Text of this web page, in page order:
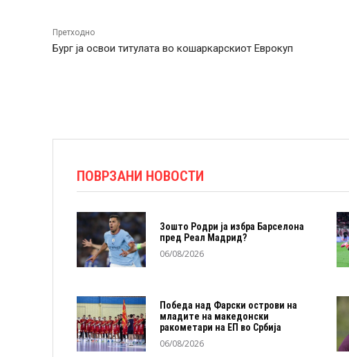
Претходно
Бург ја освои титулата во кошаркарскиот Еврокуп
ПОВРЗАНИ НОВОСТИ
Зошто Родри ја избра Барселона
пред Реал Мадрид?
06/08/2026
Победа над Фарски острови на
младите на македонски
ракометари на ЕП во Србија
06/08/2026